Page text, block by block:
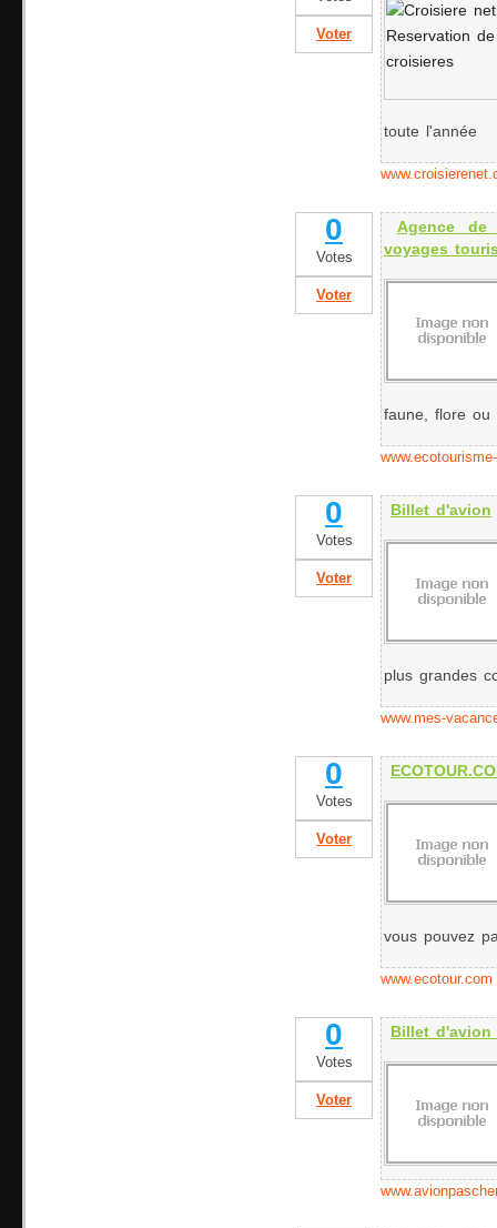
Voter
toute l'année
0
Votes
Voter
Agence de
voyages
faune, flore ou
0
Votes
Voter
Billet d'avion
plus grandes
www.mes-
0
Votes
Voter
vous pouvez
www.ecotour.com
0
Votes
Voter
Billet d'avion